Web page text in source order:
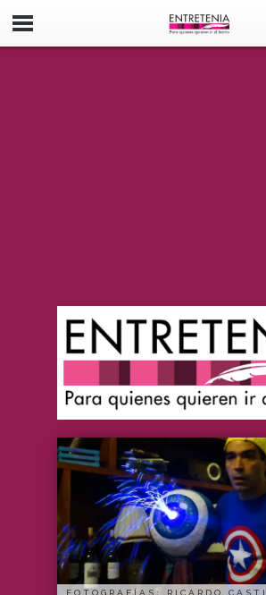
FOTOGRAFÍAS: RICARDO